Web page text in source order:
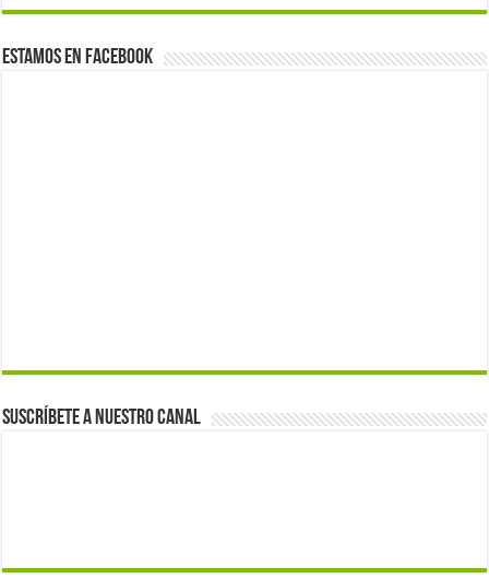
Estamos en Facebook
Suscríbete a nuestro canal